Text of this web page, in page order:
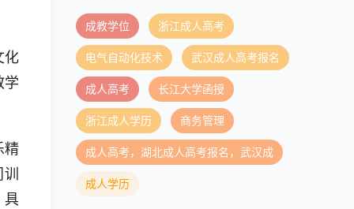
化
学
精
具
成教学位 浙江成人高考
电气自动化技术 武汉成人高考报名
成人高考 长江大学函授
浙江成人学历 商务管理
成人高考，湖北成人高考报名，武汉成
成人学历